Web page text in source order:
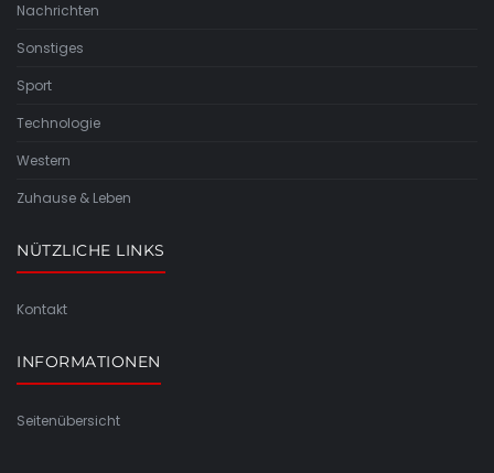
Nachrichten
Sonstiges
Sport
Technologie
Western
Zuhause & Leben
NÜTZLICHE LINKS
Kontakt
INFORMATIONEN
Seitenübersicht